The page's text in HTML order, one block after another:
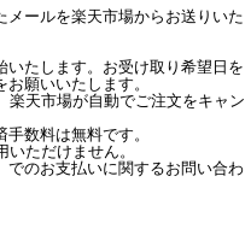
メールを楽天市場からお送りいた
いたします。お受け取り希望日を
願いいたします。
楽天市場が自動でご注文をキャン
数料は無料です。
ただけません。
のお支払いに関するお問い合わ